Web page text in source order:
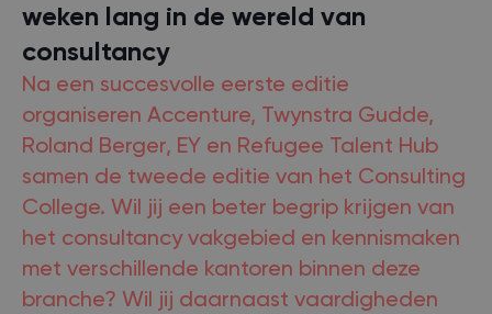
weken lang in de wereld van
consultancy
Na een succesvolle eerste editie
organiseren Accenture, Twynstra Gudde,
Roland Berger, EY en Refugee Talent Hub
samen de tweede editie van het Consulting
College. Wil jij een beter begrip krijgen van
het consultancy vakgebied en kennismaken
met verschillende kantoren binnen deze
branche? Wil jij daarnaast vaardigheden